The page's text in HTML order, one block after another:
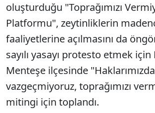
oluşturduğu "Toprağımızı
Platformu", zeytinliklerin
faaliyetlerine açılmasını da
sayılı yasayı protesto etmek için
Menteşe ilçesinde
vazgeçmiyoruz, toprağımızı
mitingi için toplandı.